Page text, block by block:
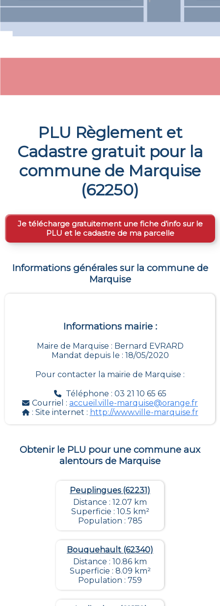
PLU Règlement et
Cadastre gratuit pour la
commune de Marquise
(62250)
Je télécharge gratuitement une fiche d’info sur le
PLU et le cadastre de ma parcelle
Informations générales sur la commune de
Marquise
Informations mairie :
Maire de Marquise : Bernard EVRARD
Mandat depuis le : 18/05/2020
Pour contacter la mairie de Marquise :
Téléphone : 03 21 10 65 65
Courriel : accueil.ville-marquise@orange.fr
: Site internet : http://www.ville-marquise.fr
Obtenir le PLU pour une commune aux
alentours de Marquise
Peuplingues (62231)
Distance : 12.07 km
Superficie : 10.5 km²
Population : 785
Bouquehault (62340)
Distance : 10.86 km
Superficie : 8.09 km²
Population : 759